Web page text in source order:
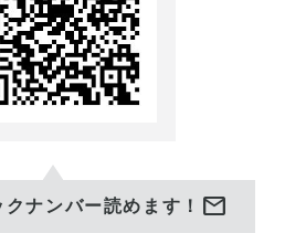
ナンバー読めます！ mail